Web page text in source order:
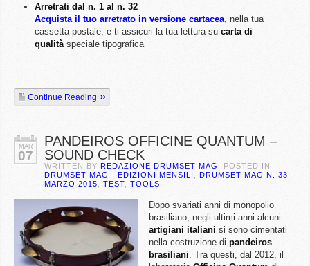
Arretrati dal n. 1 al n. 32
Acquista il tuo arretrato in versione cartacea, nella tua
cassetta postale, e ti assicuri la tua lettura su carta di
qualitàspeciale tipografica
Continue Reading
MAR
07
PANDEIROS OFFICINE QUANTUM –
SOUND CHECK
WRITTEN BY REDAZIONE DRUMSET MAG
. POSTED IN
DRUMSET MAG - EDIZIONI MENSILI
DRUMSET MAG N. 33 -
MARZO 2015
TEST TOOLS
Dopo svariati anni di monopolio
brasiliano, negli ultimi anni alcuni
artigiani italiani si sono cimentati
nella costruzione di pandeiros
brasiliani. Tra questi, dal 2012, il